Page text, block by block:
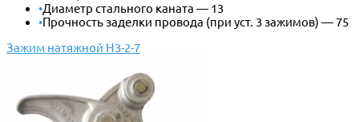
•Диаметр стального каната — 13
•Прочность заделки провода (при уст. 3 зажимов) — 75
Зажим натяжной Н3-2-7